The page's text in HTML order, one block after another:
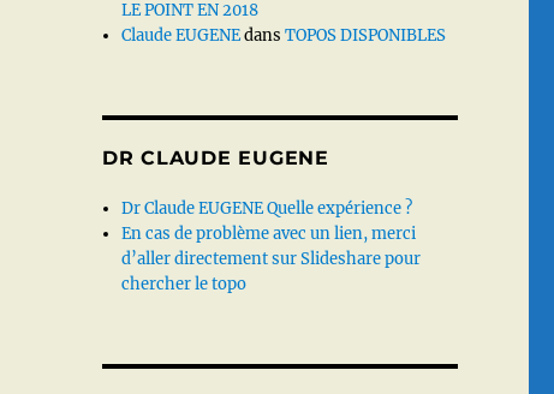
LE POINT EN 2018
Claude EUGENEdansTOPOS DISPONIBLES
DR CLAUDE EUGENE
Dr Claude EUGENE Quelle expérience ?
En cas de problème avec un lien, merci
d’aller directement sur Slideshare pour
chercher le topo